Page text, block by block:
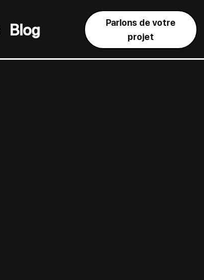
Blog
Parlons de votre
projet